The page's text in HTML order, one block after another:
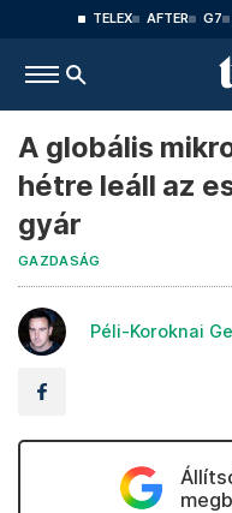
TELEX AFTER G7
A globális
hétre leáll az
gyár
GAZDASÁG
Péli-Koroknai